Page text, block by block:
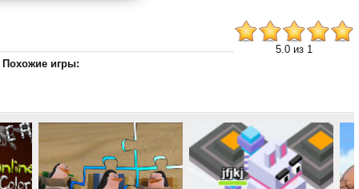
Снайпер
Юрского периода
5.0 из 1
Похожие игры: